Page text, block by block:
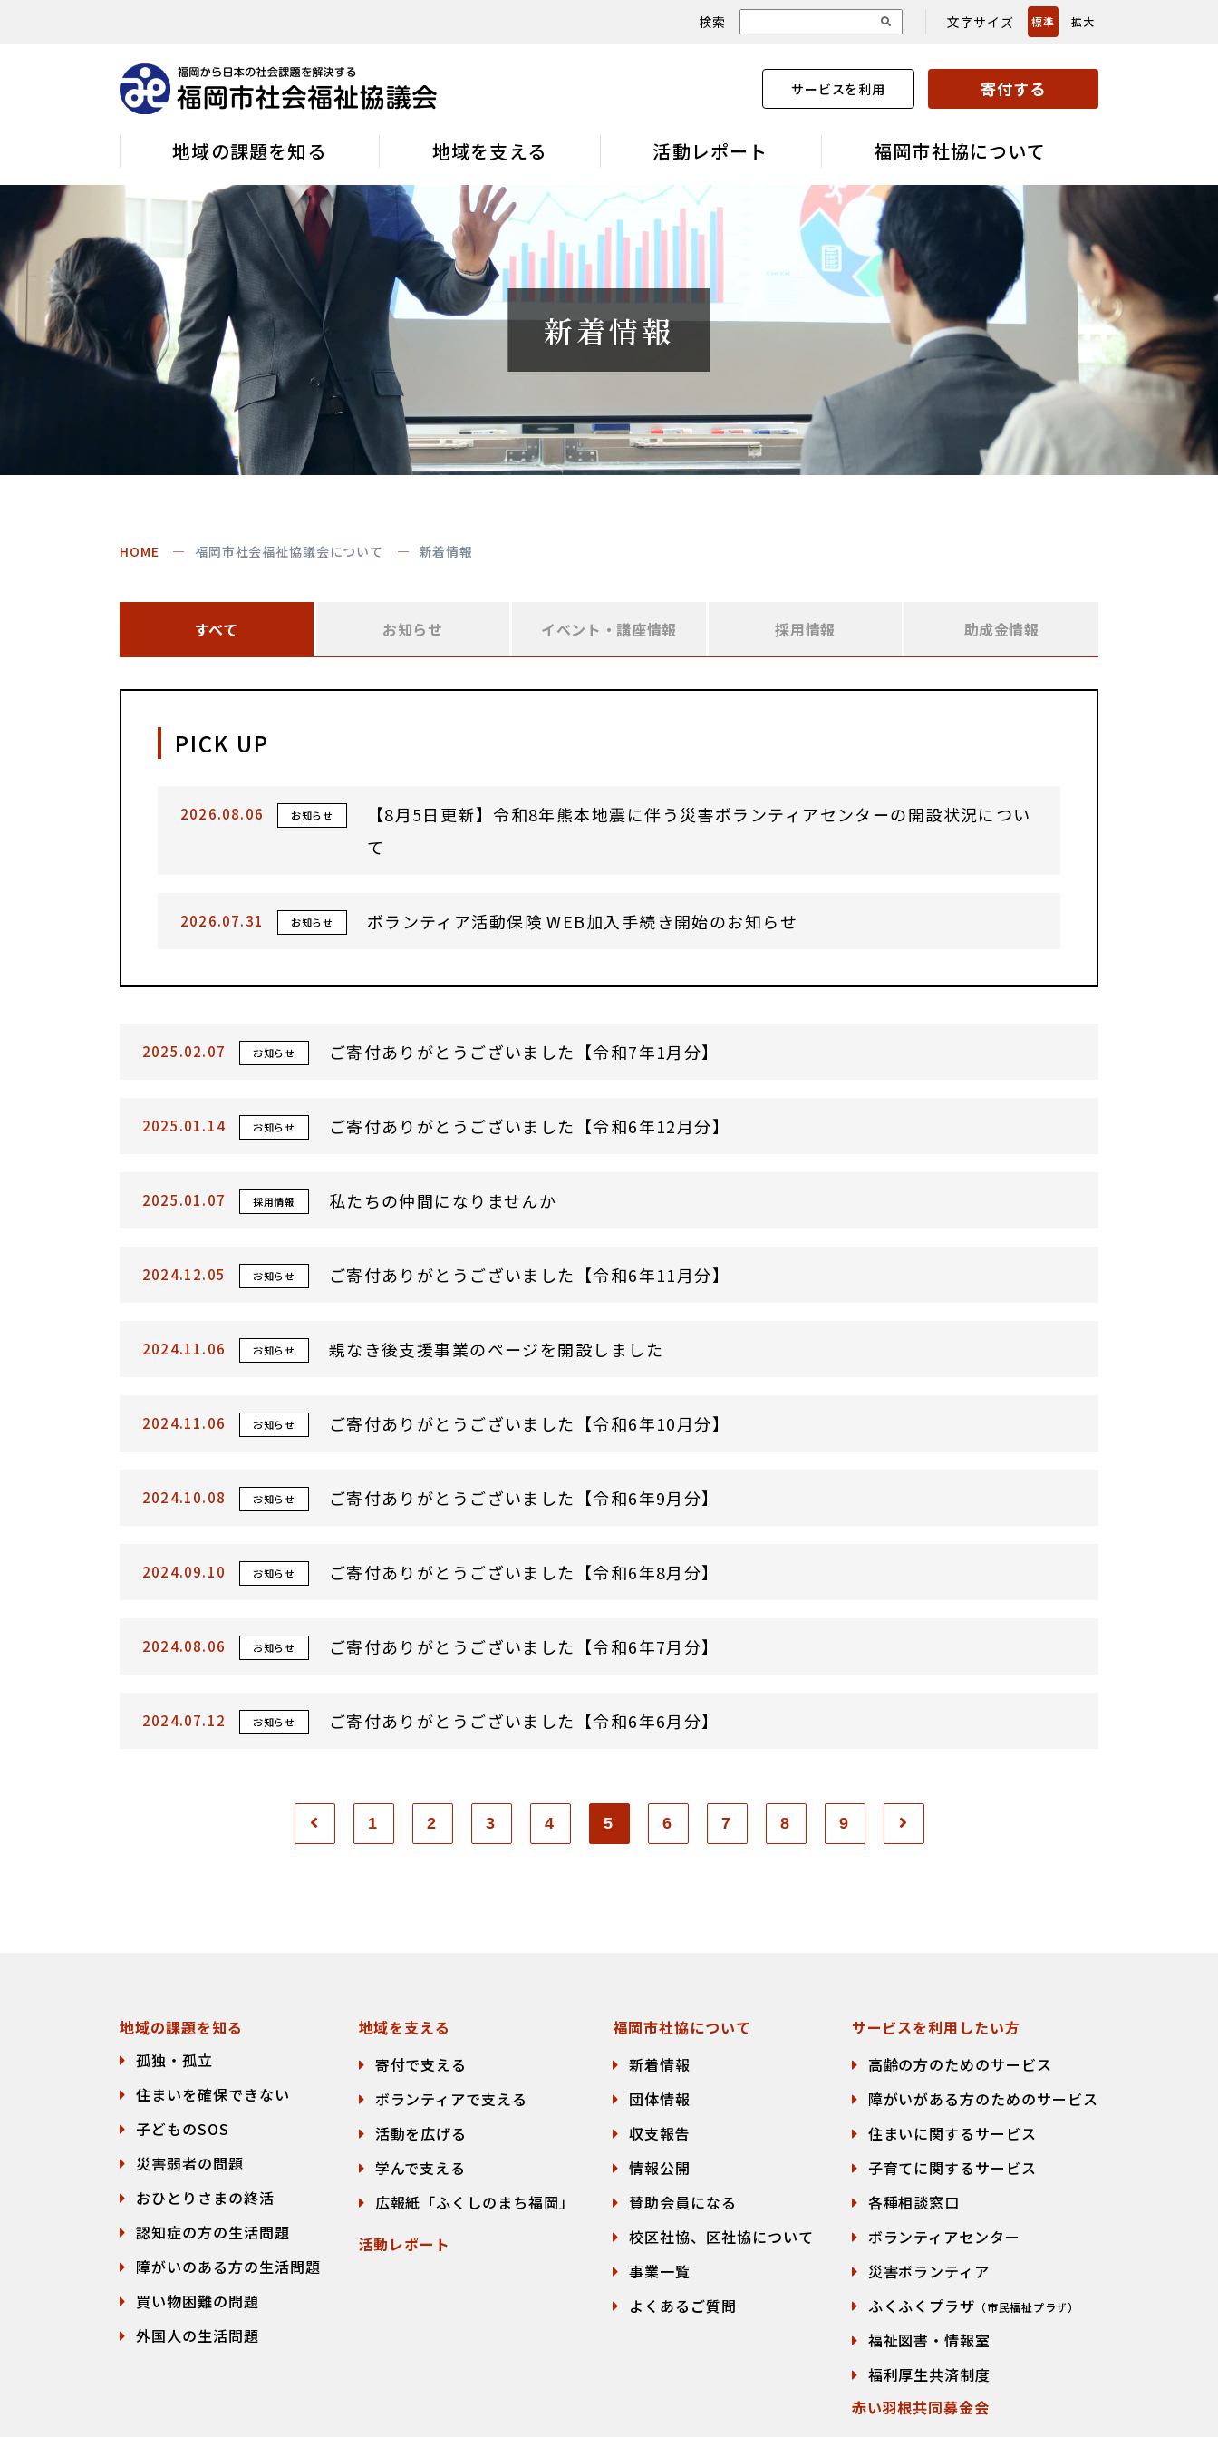
検索 文字サイズ 標準 拡大
サービスを利用 寄付する
地域の課題を知る 地域を支える 活動レポート 福岡市社協について
新着情報
HOME 福岡市社会福祉協議会について 新着情報
すべて お知らせ イベント・講座情報 採用情報 助成金情報
PICK UP
2026.08.06 お知らせ
【8月5日更新】令和8年熊本地震に伴う災害ボランティアセンターの開設状況につい
て
2026.07.31 お知らせ ボランティア活動保険 WEB加入手続き開始のお知らせ
2025.02.07 お知らせ ご寄付ありがとうございました【令和7年1月分】
2025.01.14 お知らせ ご寄付ありがとうございました【令和6年12月分】
2025.01.07 採用情報 私たちの仲間になりませんか
2024.12.05 お知らせ ご寄付ありがとうございました【令和6年11月分】
2024.11.06 お知らせ 親なき後支援事業のページを開設しました
2024.11.06 お知らせ ご寄付ありがとうございました【令和6年10月分】
2024.10.08 お知らせ ご寄付ありがとうございました【令和6年9月分】
2024.09.10 お知らせ ご寄付ありがとうございました【令和6年8月分】
2024.08.06 お知らせ ご寄付ありがとうございました【令和6年7月分】
2024.07.12 お知らせ ご寄付ありがとうございました【令和6年6月分】
1 2 3 4 5 6 7 8 9
地域の課題を知る
孤独・孤立
住まいを確保できない
子どものSOS
災害弱者の問題
おひとりさまの終活
認知症の方の生活問題
障がいのある方の生活問題
買い物困難の問題
外国人の生活問題
地域を支える
寄付で支える
ボランティアで支える
活動を広げる
学んで支える
広報紙「ふくしのまち福岡」
活動レポート
福岡市社協について
新着情報
団体情報
収支報告
情報公開
賛助会員になる
校区社協、区社協について
事業一覧
よくあるご質問
サービスを利用したい方
高齢の方のためのサービス
障がいがある方のためのサービス
住まいに関するサービス
子育てに関するサービス
各種相談窓口
ボランティアセンター
災害ボランティア
ふくふくプラザ （市民福祉プラザ）
福祉図書・情報室
福利厚生共済制度
赤い羽根共同募金会